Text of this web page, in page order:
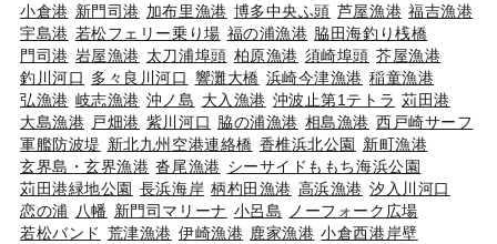
小倉港 新門司港 加布里漁港 博多中央ふ頭 芦屋漁港 福吉漁港
宇島港 若松フェリー乗り場 福の浦漁港 脇田海釣り桟橋
門司港 岩屋漁港 太刀浦埠頭 柏原漁港 須崎埠頭 芥屋漁港
釣川河口 多々良川河口 響灘大橋 浜崎今津漁港 稲童漁港
弘漁港 岐志漁港 沖ノ島 大入漁港 沖波止第1テトラ 苅田港
大島漁港 戸畑港 紫川河口 脇の浦漁港 相島漁港 西戸崎サーフ
軍艦防波堤 新北九州空港連絡橋 香椎浜北公園 新町漁港
玄界島・玄界漁港 沓尾漁港 シーサイドももち海浜公園
苅田港緑地公園 長浜海岸 柄杓田漁港 高浜漁港 汐入川河口
恋の浦
八幡 新門司マリーナ 小呂島
ノーフォーク広場
若松バンド 荒津漁港 伊崎漁港 鹿家漁港 小倉西港岸壁